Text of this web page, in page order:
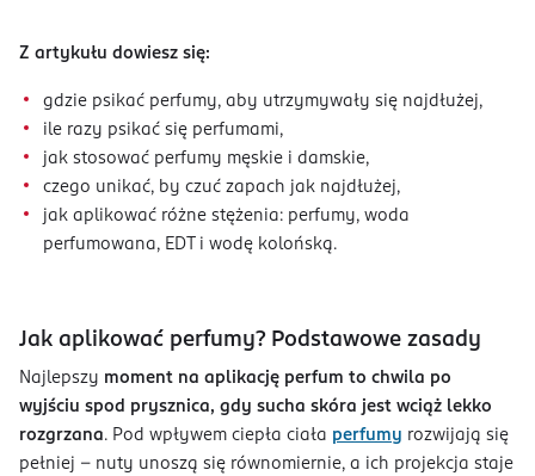
Z artykułu dowiesz się:
gdzie psikać perfumy, aby utrzymywały się najdłużej,
ile razy psikać się perfumami,
jak stosować perfumy męskie i damskie,
czego unikać, by czuć zapach jak najdłużej,
jak aplikować różne stężenia: perfumy, woda
perfumowana, EDT i wodę kolońską.
Jak aplikować perfumy? Podstawowe zasady
Najlepszy moment na aplikację perfum to chwila po
wyjściu spod prysznica, gdy sucha skóra jest wciąż lekko
rozgrzana. Pod wpływem ciepła ciała perfumy rozwijają się
pełniej - nuty unoszą się równomiernie, a ich projekcja staje